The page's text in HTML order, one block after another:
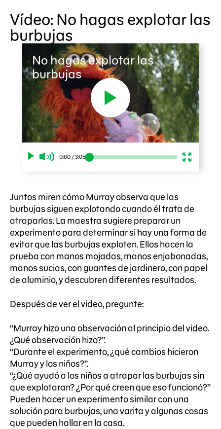
Vídeo: No hagas explotar las
burbujas
No hagas explotar las
burbujas
0:00 /3:05
Juntos miren cómo Murray observa que las
burbujas siguen explotando cuando él trata de
atraparlas. La maestra sugiere preparar un
experimento para determinar si hay una forma de
evitar que las burbujas exploten. Ellos hacen la
prueba con manos mojadas, manos enjabonadas,
manos sucias, con guantes de jardinero, con papel
de aluminio, y descubren diferentes resultados.
Después de ver el video, pregunte:
“Murray hizo una observación al principio del video.
¿Qué observación hizo?”.
“Durante el experimento, ¿qué cambios hicieron
Murray y los niños?”.
“¿Qué ayudó a los niños a atrapar las burbujas sin
que explotaran? ¿Por qué creen que eso funcionó?”
Pueden hacer un experimento similar con una
solución para burbujas, una varita y algunas cosas
que pueden hallar en la casa.